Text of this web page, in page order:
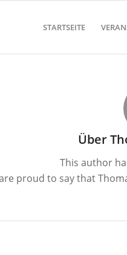
STARTSEITE
Über
This author
proud to say that